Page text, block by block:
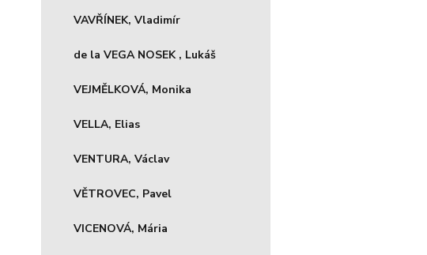
VAVŘÍNEK, Vladimír
de la VEGA NOSEK , Lukáš
VEJMĚLKOVÁ, Monika
VELLA, Elias
VENTURA, Václav
VĚTROVEC, Pavel
VICENOVÁ, Mária